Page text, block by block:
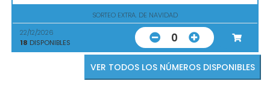
SORTEO EXTRA. DE NAVIDAD
22/12/2026
18 DISPONIBLES 0
VER TODOS LOS NÚMEROS DISPONIBLES